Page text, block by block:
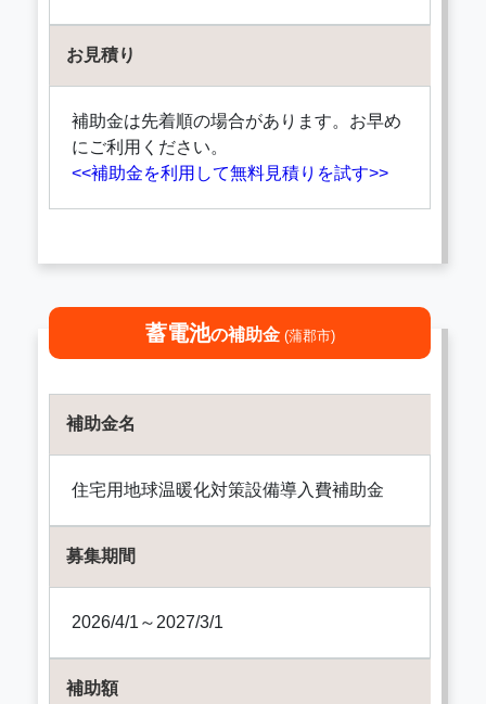
お見積り
補助金は先着順の場合があります。お早め
にご利用ください。
<<補助金を利用して無料見積りを試す>>
蓄電池の補助金 (蒲郡市)
補助金名
住宅用地球温暖化対策設備導入費補助金
募集期間
2026/4/1～2027/3/1
補助額